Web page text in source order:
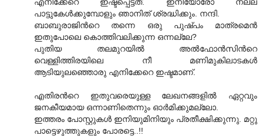
പാട്ടുകേള്‍ക്കുമ്പോളും ഞാനിത് ശ്രദ്ധിക്കും. നന്ദി.
ബാബുരാജിന്‍റെ തന്നെ ഒരു പുഷ്പം മാത്രമെന്‍
ഇതുപോലെ കൊത്തിവലിക്കുന്ന ഒന്നല്ലേ?
പുതിയ തലമുറയില്‍ അല്‍ഫോന്‍സിന്‍റെ
വെള്ളിത്തിരയിലെ നീ മണിമുകിലാടകള്‍
ആടിയുലഞ്ഞൊരു എനിക്കേറെ ഇഷ്ടമാണ്.
എതിരന്‍റെ ഇതുവരെയുള്ള ലേഖനങ്ങളില്‍ ഏറ്റവും
ജനകീയമായ ഒന്നാണിതെന്നും ഓര്‍മിക്കുമല്ലോ.
ഇത്തരം പോസ്റ്റുകള്‍ ഇനിയുമിനിയും പ്രതീക്ഷിക്കുന്നു. മറ്റു
പാട്ടെഴുത്തുകളും പോരട്ടെ..!!